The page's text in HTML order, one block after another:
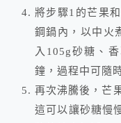
將步驟1的芒果
鋼鍋內，以中火
入105g砂糖、
鐘，過程中可隨
再次沸騰後，芒
這可以讓砂糖慢